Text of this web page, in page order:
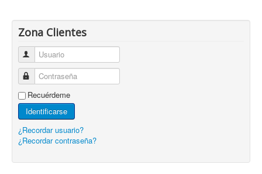
Zona Clientes
Usuario
Contraseña
Recuérdeme
Identificarse
¿Recordar usuario?
¿Recordar contraseña?